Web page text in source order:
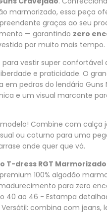
marmorizado, essa peça
graças ao seu
— garantindo zero
por muito mais tempo.
vestir super confortável
e praticidade. O
pedras do lendário Guns
e um visual marcante
Combine com calça
ou coturno para uma
onde quer que vá.
dress RGT
100% algodão
para zero
40 ao 46 - Estampa
Versátil: combina com jeans,